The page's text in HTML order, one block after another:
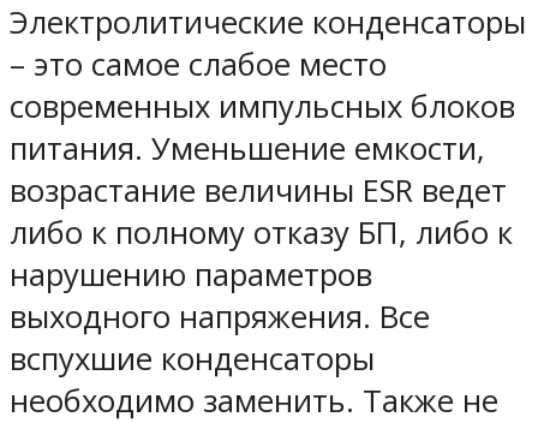
Электролитические конденсаторы
– это самое слабое место
современных импульсных блоков
питания. Уменьшение емкости,
возрастание величины ESR ведет
либо к полному отказу БП, либо к
нарушению параметров
выходного напряжения. Все
вспухшие конденсаторы
необходимо заменить. Также не